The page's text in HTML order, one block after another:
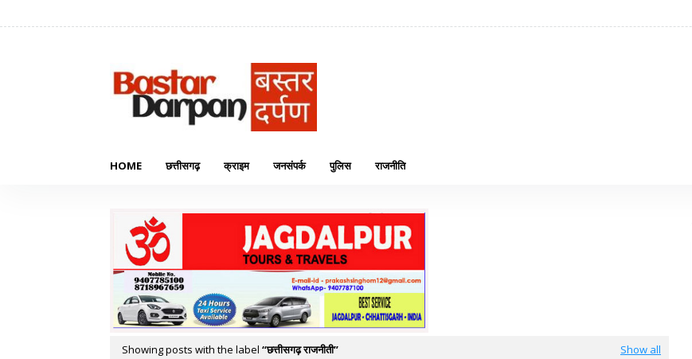
HOME छत्तीसगढ़ क्राइम जनसंपर्क पुलिस राजनीति
Showing posts with the label छत्तीसगढ़ राजनीती Show all